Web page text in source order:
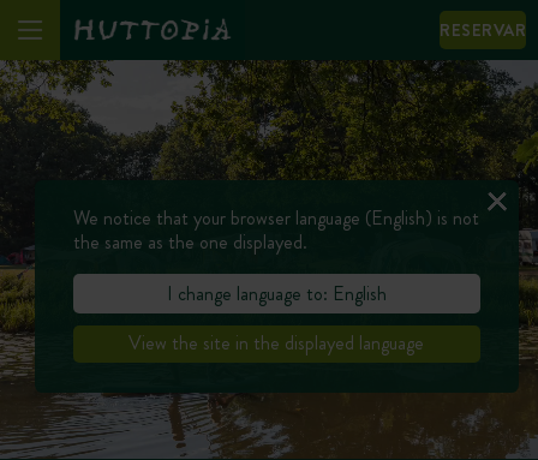
RESERVAR
We notice that your browser language (English) is not
the same as the one displayed.
I change language to: English
View the site in the displayed language